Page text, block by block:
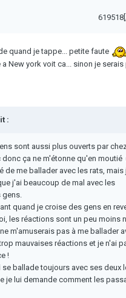
quand je tappe... petite faute
New york voit ca... sinon je serais
:
sont aussi plus ouverts par
donc ça ne m'étonne qu'en moutié
de me ballader avec les rats, mais
j'ai beaucoup de mal avec les
quand je croise des gens en
les réactions sont un peu moins
m'amuserais pas à me ballader
mauvaises réactions et je n'ai
!
ballade toujours avec ses deux
je lui demande comment les